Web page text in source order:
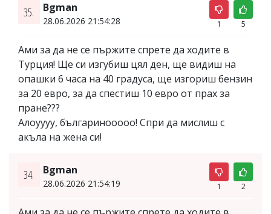
35. Bgman
28.06.2026 21:54:28 1 5
Ами за да не се пържите спрете да ходите в
Турция! Ще си изгубиш цял ден, ще видиш на
опашки 6 часа на 40 градуса, ще изгориш бензин
за 20 евро, за да спестиш 10 евро от прах за
пране???
Алоуууу, българинооооо! Спри да мислиш с
акъла на жена си!
34. Bgman
28.06.2026 21:54:19 1 2